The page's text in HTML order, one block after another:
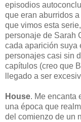
episodios
que eran aburridos
que vimos esta
personaje de Sarah
cada aparición suya
personajes casi sin
capítulos (creo que
llegado a ser
House. Me encanta
una época que
del comienzo de un